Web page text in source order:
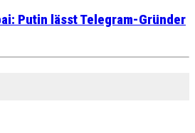
Putin lässt Telegram-Gründer